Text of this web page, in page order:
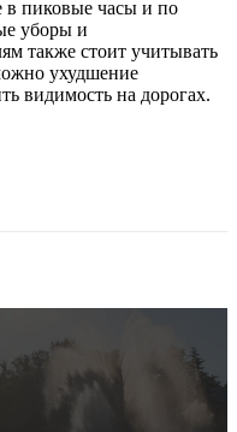
в пиковые часы и по
уборы и
также стоит учитывать
ухудшение
видимость на дорогах.